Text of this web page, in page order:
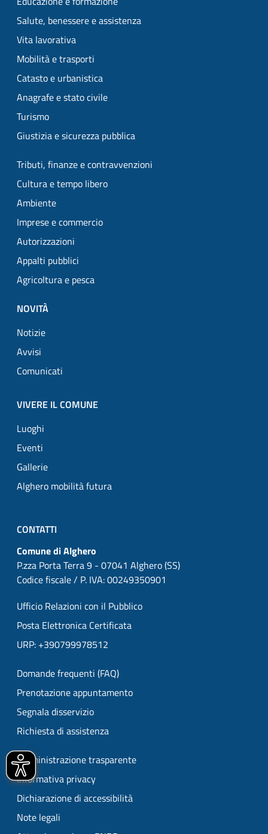
Salute, benessere e assistenza
Vita lavorativa
Mobilità e trasporti
Catasto e urbanistica
Anagrafe e stato civile
Turismo
Giustizia e sicurezza pubblica
Tributi, finanze e contravvenzioni
Cultura e tempo libero
Ambiente
Imprese e commercio
Autorizzazioni
Appalti pubblici
Agricoltura e pesca
NOVITÀ
Notizie
Avvisi
Comunicati
VIVERE IL COMUNE
Luoghi
Eventi
Gallerie
Alghero mobilità futura
CONTATTI
Comune di Alghero
P.zza Porta Terra 9 - 07041 Alghero (SS)
Codice fiscale / P. IVA: 00249350901
Ufficio Relazioni con il Pubblico
Posta Elettronica Certificata
URP: +390799978512
Domande frequenti (FAQ)
Prenotazione appuntamento
Segnala disservizio
Richiesta di assistenza
Amministrazione trasparente
Informativa privacy
Dichiarazione di accessibilità
Note legali